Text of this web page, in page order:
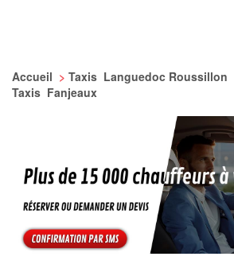
Accueil > Taxis Languedoc Roussillon
Taxis Fanjeaux